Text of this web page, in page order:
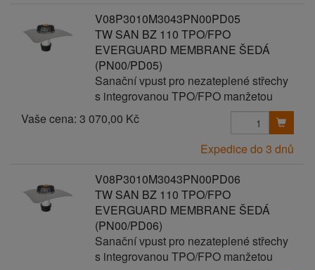
V08P3010M3043PN00PD05
TW SAN BZ 110 TPO/FPO
EVERGUARD MEMBRANE ŠEDÁ
(PN00/PD05)
Sanační vpust pro nezateplené střechy
s integrovanou TPO/FPO manžetou
Vaše cena: 3 070,00 Kč
Expedice do 3 dnů
V08P3010M3043PN00PD06
TW SAN BZ 110 TPO/FPO
EVERGUARD MEMBRANE ŠEDÁ
(PN00/PD06)
Sanační vpust pro nezateplené střechy
s integrovanou TPO/FPO manžetou